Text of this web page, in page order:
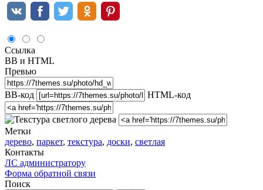
Ссылка
BB и HTML
Превью
BB-код HTML-код
Метки
дерево, паркет, текстура, доски, светлая
Контакты
ЛС администратору
Форма обратной связи
Поиск